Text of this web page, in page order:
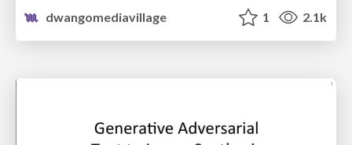
dwangomediavillage
1 2.1k